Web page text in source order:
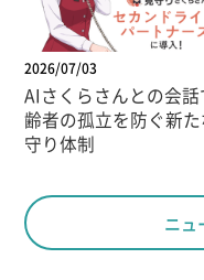
2026/07/03
AIさくらさんとの会話
齢者の孤立を防ぐ新
守り体制
ニュ